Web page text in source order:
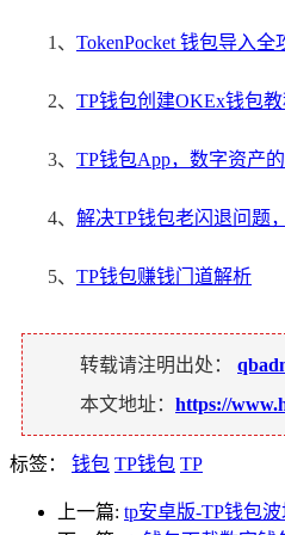
1、 TokenPocket 钱包导入全
2、 TP钱包创建OKEx钱包教
3、 TP钱包App，数字资产
4、 解决TP钱包老闪退问题
5、 TP钱包赚钱门道解析
转载请注明出处：
本文地址： https://
标签： 钱包 TP钱包 TP
上一篇: tp安卓版-TP钱包